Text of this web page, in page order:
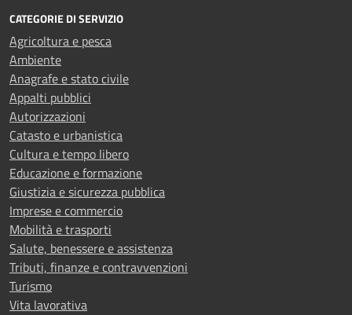
CATEGORIE DI SERVIZIO
Agricoltura e pesca
Ambiente
Anagrafe e stato civile
Appalti pubblici
Autorizzazioni
Catasto e urbanistica
Cultura e tempo libero
Educazione e formazione
Giustizia e sicurezza pubblica
Imprese e commercio
Mobilità e trasporti
Salute, benessere e assistenza
Tributi, finanze e contravvenzioni
Turismo
Vita lavorativa